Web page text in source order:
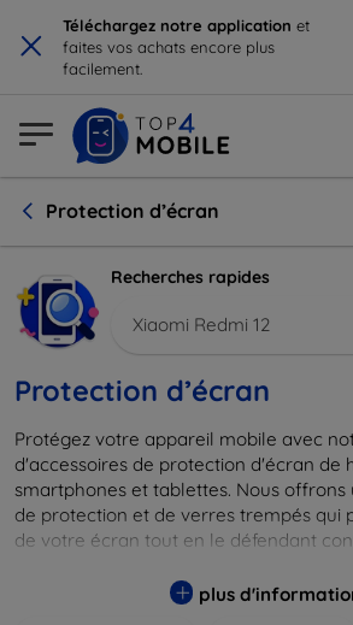
× Téléchargez notre application et
faites vos achats encore plus
facilement.
Protection d’écran
Recherches rapides
Xiaomi Redmi 12
Protection d’écran
Protégez votre appareil mobile avec
d'accessoires de protection d'écran de
smartphones et tablettes. Nous
de protection et de verres trempés qui
de votre écran tout en le défendant
s'adapter parfaitement à votre
plus